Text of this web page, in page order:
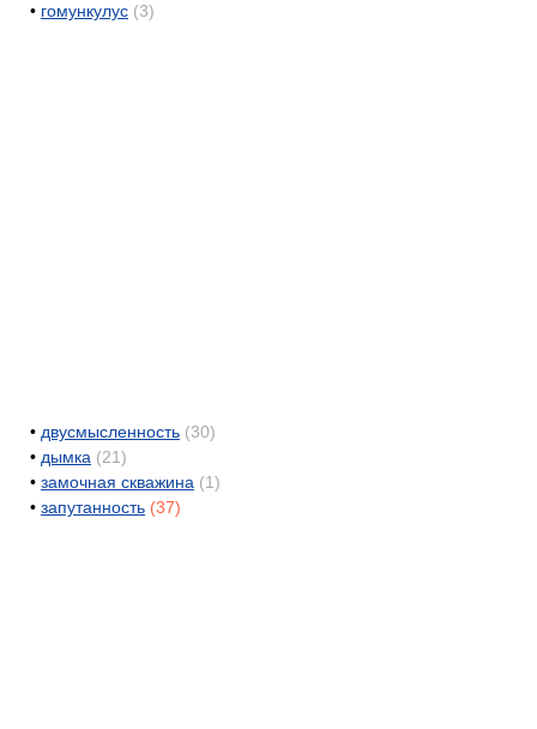
• гомункулус (3)
• двусмысленность (30)
• дымка (21)
• замочная скважина (1)
• запутанность (37)